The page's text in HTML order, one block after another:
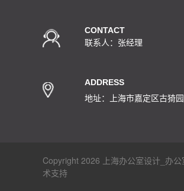
CONTACT
联系人：张经理
ADDRESS
地址：上海市嘉定区古猗
Copyright 2026 上海办公室设计_办
术支持